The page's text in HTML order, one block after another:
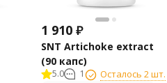
1 910 ₽
SNT Artichoke extract
(90 капс)
5.0 1 Осталось 2 шт.